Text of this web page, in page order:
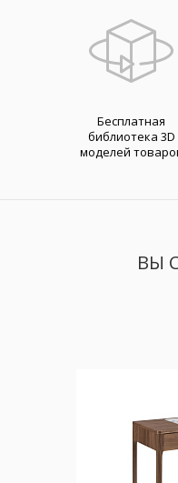
Бесплатная
библиотека 3D
моделей
ВЫ